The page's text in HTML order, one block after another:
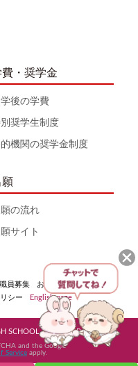
費・奨学金
学後の学費
奨学生制度
機関の奨学金制度
願
の流れ
サイト
職員募集
お問い合わせ
シー English page
SCHOOL All Rights Reserved
and the Google
Service apply.